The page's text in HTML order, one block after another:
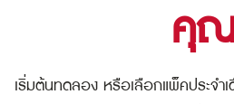
คุ
เริ่มต้นทดลอง หรือเลือกแพ็คประจำ